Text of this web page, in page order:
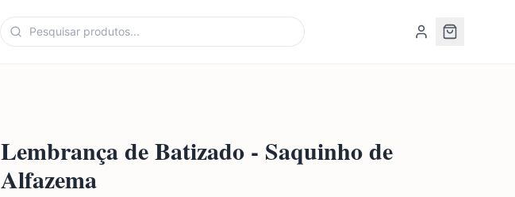
Lembrança de Batizado - Saquinho de
Alfazema